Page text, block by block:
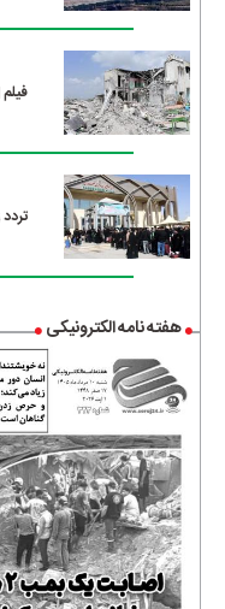
هفته نامه الکترونیکی